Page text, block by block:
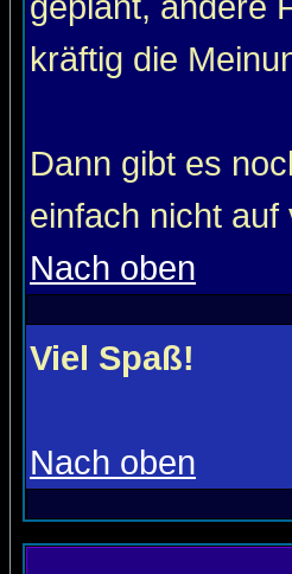
kräftig die
Dann gibt es
einfach nicht
Nach oben
Viel Spaß!
Nach oben